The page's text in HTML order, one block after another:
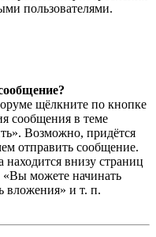
пользователями.
щёлкните по кнопке
сообщения в теме
Возможно, придётся
отправить сообщение.
внизу страниц
можете начинать
вложения» и т. п.